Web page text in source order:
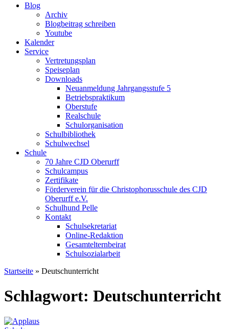
Blog
Archiv
Blogbeitrag schreiben
Youtube
Kalender
Service
Vertretungsplan
Speiseplan
Downloads
Neuanmeldung Jahrgangsstufe 5
Betriebspraktikum
Oberstufe
Realschule
Schulorganisation
Schulbibliothek
Schulwechsel
Schule
70 Jahre CJD Oberurff
Schulcampus
Zertifikate
Förderverein für die Christophorusschule des CJD
Oberurff e.V.
Schulhund Pelle
Kontakt
Schulsekretariat
Online-Redaktion
Gesamtelternbeirat
Schulsozialarbeit
Startseite » Deutschunterricht
Schlagwort: Deutschunterricht